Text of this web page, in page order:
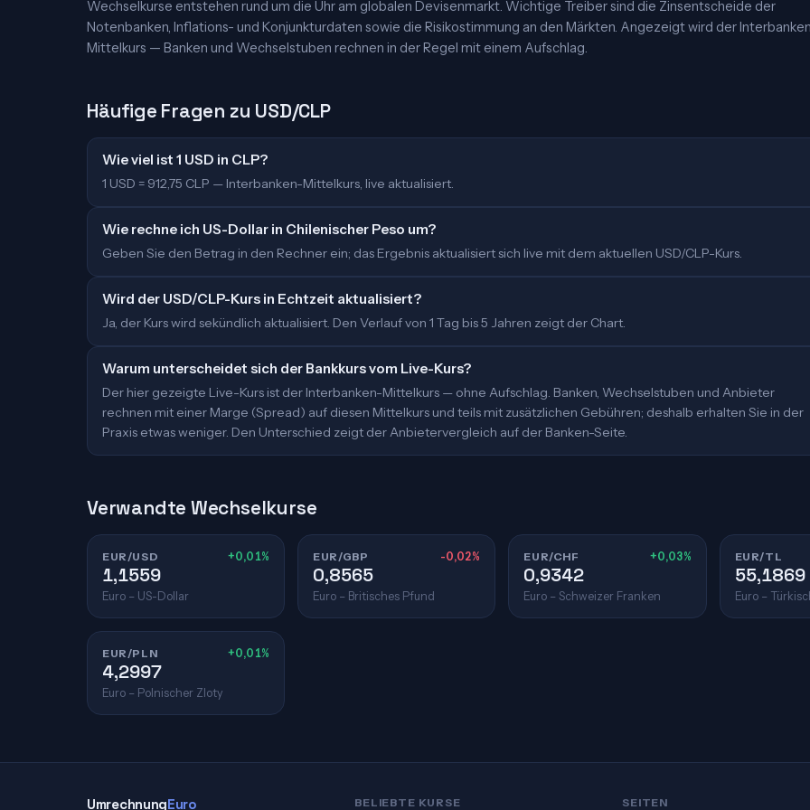
Wechselkurse entstehen rund um die Uhr am globalen Devisenmarkt. Wichtige Treiber sind die Zinsentscheide der
Notenbanken, Inflations- und Konjunkturdaten sowie die Risikostimmung an den Märkten. Angezeigt wird der
Mittelkurs — Banken und Wechselstuben rechnen in der Regel mit einem Aufschlag.
Häufige Fragen zu USD/CLP
Wie viel ist 1 USD in CLP?
1 USD = 912,75 CLP — Interbanken-Mittelkurs, live aktualisiert.
Wie rechne ich US-Dollar in Chilenischer Peso um?
Geben Sie den Betrag in den Rechner ein; das Ergebnis aktualisiert sich live mit dem aktuellen USD/CLP-Kurs.
Wird der USD/CLP-Kurs in Echtzeit aktualisiert?
Ja, der Kurs wird sekündlich aktualisiert. Den Verlauf von 1 Tag bis 5 Jahren zeigt der Chart.
Warum unterscheidet sich der Bankkurs vom Live-Kurs?
Der hier gezeigte Live-Kurs ist der Interbanken-Mittelkurs — ohne Aufschlag. Banken, Wechselstuben und Anbieter
rechnen mit einer Marge (Spread) auf diesen Mittelkurs und teils mit zusätzlichen Gebühren; deshalb erhalten Sie in der
Praxis etwas weniger. Den Unterschied zeigt der Anbietervergleich auf der Banken-Seite.
Verwandte Wechselkurse
EUR/USD +0,01%
1,1559
Euro – US-Dollar
EUR/GBP -0,02%
0,8565
Euro – Britisches Pfund
EUR/CHF +0,03%
0,9342
Euro – Schweizer Franken
EUR/TL
55,1869
Euro –
EUR/PLN +0,01%
4,2997
Euro – Polnischer Zloty
UmrechnungEuro BELIEBTE KURSE SEITEN